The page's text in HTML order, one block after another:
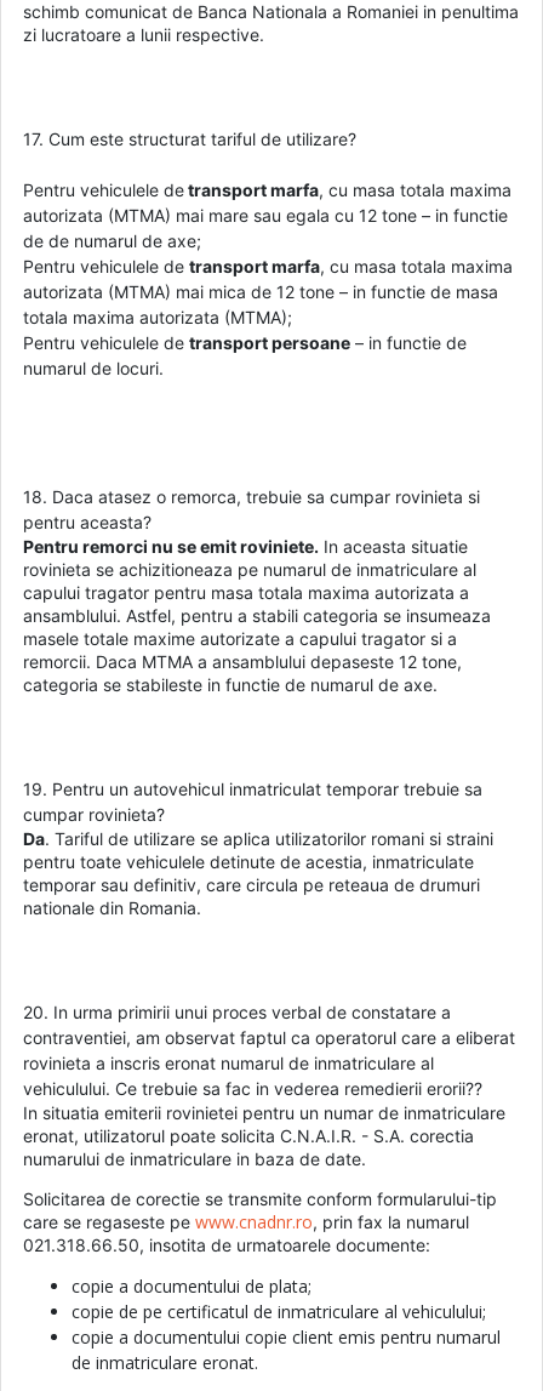
schimb comunicat de Banca Nationala a Romaniei in penultima
zi lucratoare a lunii respective.
17. Cum este structurat tariful de utilizare?
Pentru vehiculele detransport marfa, cu masa totala maxima
autorizata (MTMA) mai mare sau egala cu 12 tone – in functie
de de numarul de axe;
Pentru vehiculele de transport marfa, cu masa totala maxima
autorizata (MTMA) mai mica de 12 tone – in functie de masa
totala maxima autorizata (MTMA);
Pentru vehiculele de transport persoane– in functie de
numarul de locuri.
18. Daca atasez o remorca, trebuie sa cumpar rovinieta si
pentru aceasta?
Pentru remorci nu se emit roviniete. In aceasta situatie
rovinieta se achizitioneaza pe numarul de inmatriculare al
capului tragator pentru masa totala maxima autorizata a
ansamblului. Astfel, pentru a stabili categoria se insumeaza
masele totale maxime autorizate a capului tragator si a
remorcii. Daca MTMA a ansamblului depaseste 12 tone,
categoria se stabileste in functie de numarul de axe.
19. Pentru un autovehicul inmatriculat temporar trebuie sa
cumpar rovinieta?
Da. Tariful de utilizare se aplica utilizatorilor romani si straini
pentru toate vehiculele detinute de acestia, inmatriculate
temporar sau definitiv, care circula pe reteaua de drumuri
nationale din Romania.
20. In urma primirii unui proces verbal de constatare a
contraventiei, am observat faptul ca operatorul care a eliberat
rovinieta a inscris eronat numarul de inmatriculare al
vehiculului. Ce trebuie sa fac in vederea remedierii erorii??
In situatia emiterii rovinietei pentru un numar de inmatriculare
eronat, utilizatorul poate solicita C.N.A.I.R. - S.A. corectia
numarului de inmatriculare in baza de date.
Solicitarea de corectie se transmite conform formularului-tip
care se regaseste pe www.cnadnr.ro, prin fax la numarul
021.318.66.50, insotita de urmatoarele documente:
copie a documentului de plata;
copie de pe certificatul de inmatriculare al vehiculului;
copie a documentului copie client emis pentru numarul
de inmatriculare eronat.